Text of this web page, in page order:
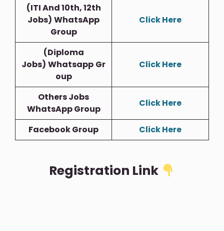
(ITI And 10th, 12th
Jobs) WhatsApp
Group
Click Here
(Diploma
Jobs) Whatsapp Gr
Oup
Click Here
Others Jobs
WhatsApp Group
Click Here
Facebook Group Click Here
Registration Link